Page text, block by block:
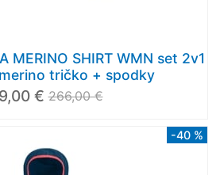
MERINO SHIRT WMN set 2v1
tričko + spodky
€ 266,00 €
-40 %